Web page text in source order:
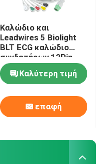
Καλώδιο και
Leadwires 5 Biolight
BLT ECG καλώδιο
συνδετήρων 12Pin
C2557P0 ECG IEC
μολύβδουΚαλύτερη τιμή
επαφή